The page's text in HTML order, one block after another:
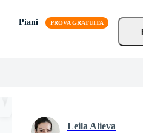
Piani
Leila Alieva